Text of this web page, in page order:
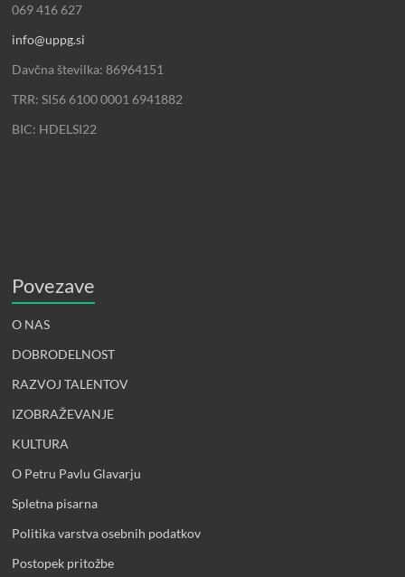
069 416 627
info@uppg.si
Davčna številka: 86964151
TRR: SI56 6100 0001 6941882
BIC: HDELSI22
Povezave
O NAS
DOBRODELNOST
RAZVOJ TALENTOV
IZOBRAŽEVANJE
KULTURA
O Petru Pavlu Glavarju
Spletna pisarna
Politika varstva osebnih podatkov
Postopek pritožbe